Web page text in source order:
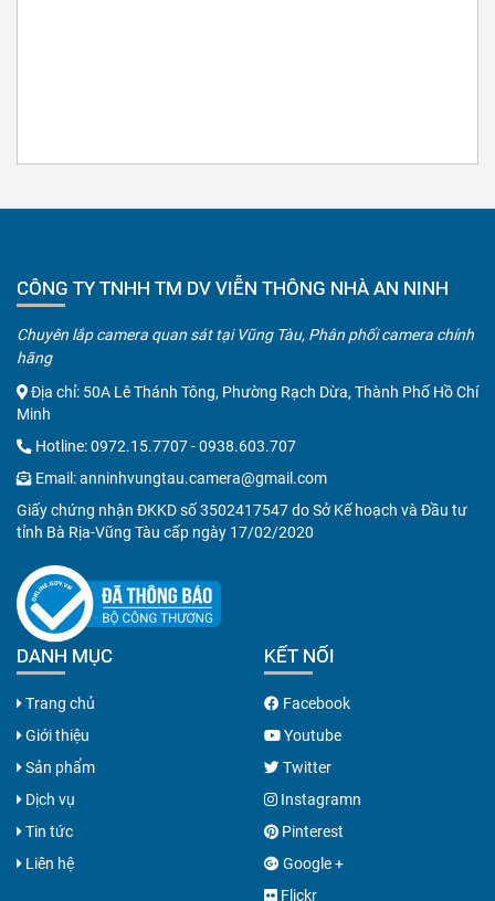
CÔNG TY TNHH TM DV VIỄN THÔNG NHÀ AN NINH
Chuyên lắp camera quan sát tại Vũng Tàu, Phân phối camera chính
hãng
Địa chỉ: 50A Lê Thánh Tông, Phường Rạch Dừa, Thành Phố Hồ Chí
Minh
Hotline:0972.15.7707-0938.603.707
Email:anninhvungtau.camera@gmail.com
Giấy chứng nhận ĐKKD số 3502417547 do Sở Kế hoạch và Đầu tư
tỉnh Bà Rịa-Vũng Tàu cấp ngày 17/02/2020
DANH MỤC
Trang chủ
Giới thiệu
Sản phẩm
Dịch vụ
Tin tức
Liên hệ
KẾT NỐI
Facebook
Youtube
Twitter
Instagramn
Pinterest
Google +
Flickr